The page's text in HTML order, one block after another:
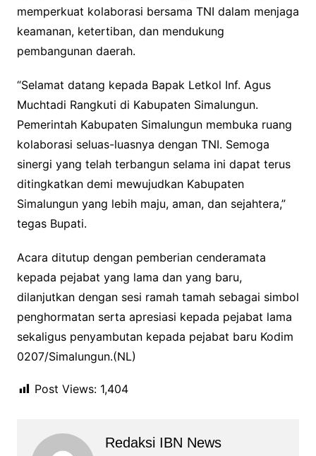
memperkuat kolaborasi bersama TNI dalam menjaga
keamanan, ketertiban, dan mendukung
pembangunan daerah.
“Selamat datang kepada Bapak Letkol Inf. Agus
Muchtadi Rangkuti di Kabupaten Simalungun.
Pemerintah Kabupaten Simalungun membuka ruang
kolaborasi seluas-luasnya dengan TNI. Semoga
sinergi yang telah terbangun selama ini dapat terus
ditingkatkan demi mewujudkan Kabupaten
Simalungun yang lebih maju, aman, dan sejahtera,”
tegas Bupati.
Acara ditutup dengan pemberian cenderamata
kepada pejabat yang lama dan yang baru,
dilanjutkan dengan sesi ramah tamah sebagai simbol
penghormatan serta apresiasi kepada pejabat lama
sekaligus penyambutan kepada pejabat baru Kodim
0207/Simalungun.(NL)
Post Views: 1,404
Redaksi IBN News